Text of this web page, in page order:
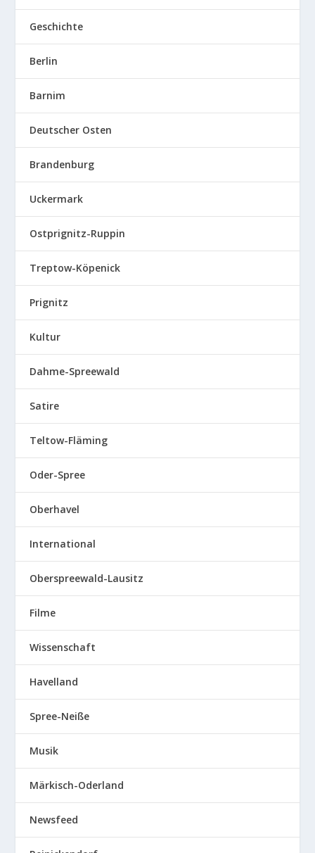
Geschichte
Berlin
Barnim
Deutscher Osten
Brandenburg
Uckermark
Ostprignitz-Ruppin
Treptow-Köpenick
Prignitz
Kultur
Dahme-Spreewald
Satire
Teltow-Fläming
Oder-Spree
Oberhavel
International
Oberspreewald-Lausitz
Filme
Wissenschaft
Havelland
Spree-Neiße
Musik
Märkisch-Oderland
Newsfeed